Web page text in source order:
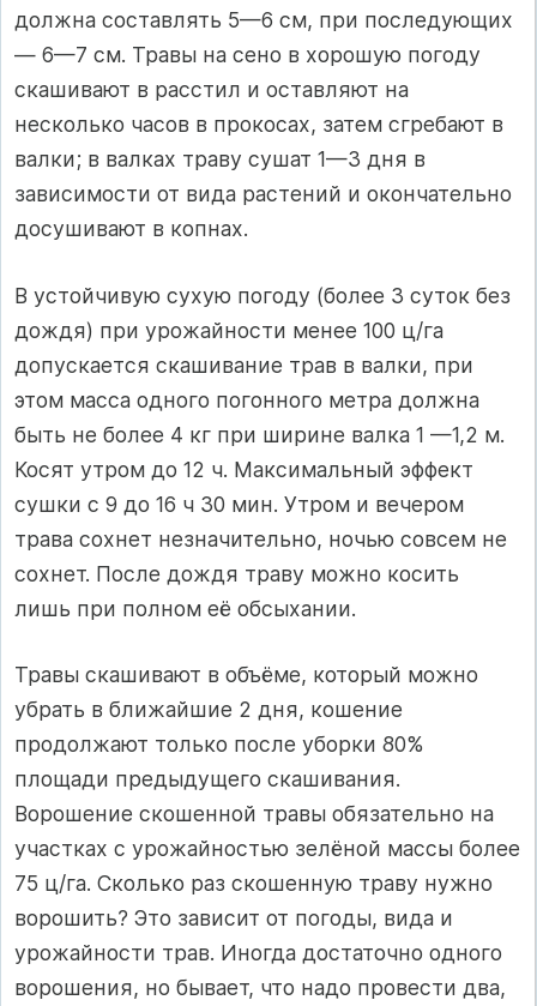
должна составлять 5—6 см, при последующих
— 6—7 см. Травы на сено в хорошую погоду
скашивают в расстил и оставляют на
несколько часов в прокосах, затем сгребают в
валки; в валках траву сушат 1—3 дня в
зависимости от вида растений и окончательно
досушивают в копнах.
В устойчивую сухую погоду (более 3 суток без
дождя) при урожайности менее 100 ц/га
допускается скашивание трав в валки, при
этом масса одного погонного метра должна
быть не более 4 кг при ширине валка 1 —1,2 м.
Косят утром до 12 ч. Максимальный эффект
сушки с 9 до 16 ч 30 мин. Утром и вечером
трава сохнет незначительно, ночью совсем не
сохнет. После дождя траву можно косить
лишь при полном её обсыхании.
Травы скашивают в объёме, который можно
убрать в ближайшие 2 дня, кошение
продолжают только после уборки 80%
площади предыдущего скашивания.
Ворошение скошенной травы обязательно на
участках с урожайностью зелёной массы более
75 ц/га. Сколько раз скошенную траву нужно
ворошить? Это зависит от погоды, вида и
урожайности трав. Иногда достаточно одного
ворошения, но бывает, что надо провести два,